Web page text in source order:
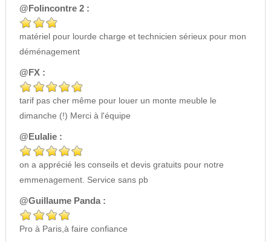
@Folincontre 2 :
matériel pour lourde charge et technicien sérieux pour mon
déménagement
@FX :
tarif pas cher même pour louer un monte meuble le
dimanche (!) Merci à l'équipe
@Eulalie :
on a apprécié les conseils et devis gratuits pour notre
emmenagement. Service sans pb
@Guillaume Panda :
Pro à Paris,à faire confiance